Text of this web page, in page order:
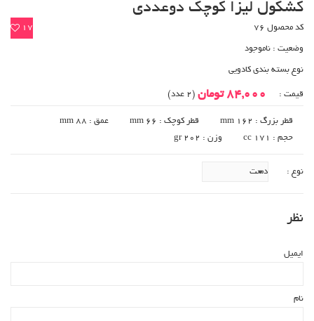
کشکول لیزا کوچک دوعددی
17 کد محصول 76
وضعیت : ناموجود
نوع بسته بندی کادویی
قیمت : 84,000 تومان (2 عدد)
قطر بزرگ : 162 mm قطر کوچک : 66 mm
عمق : 88 mm
حجم : cc 171
وزن : 202 gr
نوع :
نظر
ایمیل
نام